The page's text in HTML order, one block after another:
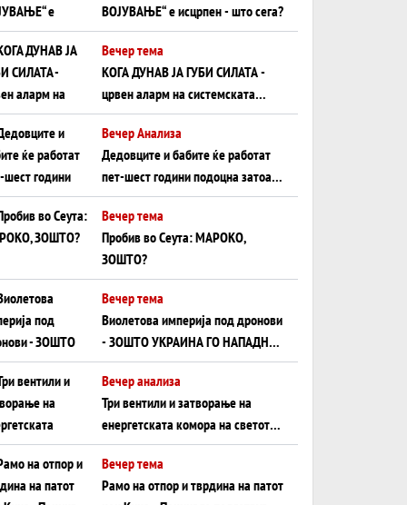
ВОЈУВАЊЕ“ е исцрпен - што сега?
Вечер тема
КОГА ДУНАВ ЈА ГУБИ СИЛАТА -
црвен аларм на системската
плоча од јужна Германија до
Црното Море...
Вечер Анализа
Дедовците и бабите ќе работат
пет-шест години подоцна затоа
што НЕМААТ ВНУЦИ ДА ГИ
ЗАМЕНАТ
Вечер тема
Пробив во Сеута: МАРОКО,
ЗОШТО?
Вечер тема
Виолетова империја под дронови
- ЗОШТО УКРАИНА ГО НАПАДНА
РУСКИОТ WILDBERRIES
Вечер анализа
Три вентили и затворање на
енергетската комора на светот:
Нападот во Суец најавува
глобален енергетски инфаркт?
Вечер тема
Рамо на отпор и тврдина на патот